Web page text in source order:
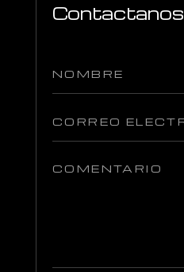
Contactanos